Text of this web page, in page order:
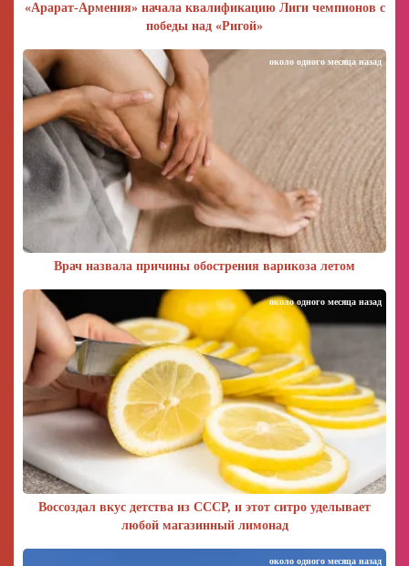
«Арарат‑Армения» начала квалификацию Лиги чемпионов с
победы над «Ригой»
Врач назвала причины обострения варикоза летом
около одного месяца назад
Воссоздал вкус детства из СССР, и этот ситро уделывает
любой магазинный лимонад
около одного месяца назад
около одного месяца назад